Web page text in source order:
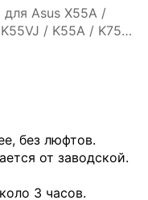
Asus X55A /
/ K55A / K75VJ
/ K45 -
без люфтов.
от заводской.
3 часов.